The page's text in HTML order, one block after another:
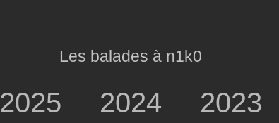
Les balades à n1k0
2025 2024 2023